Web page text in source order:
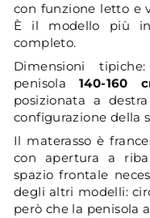
con funzione letto e
È il modello più
completo.
Dimensioni
penisola140-160
posizionata a
configurazione della
Il materasso è
con apertura a
spazio frontale
degli altri modelli:
però che la penisola